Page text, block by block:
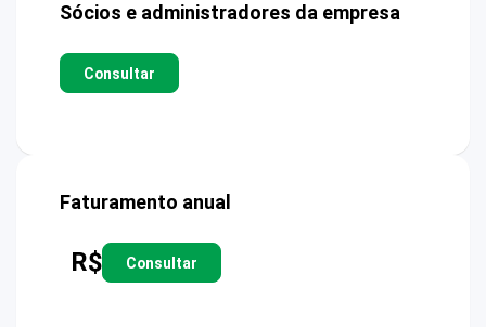
Sócios e administradores da empresa
Consultar
Faturamento anual
R$ Consultar